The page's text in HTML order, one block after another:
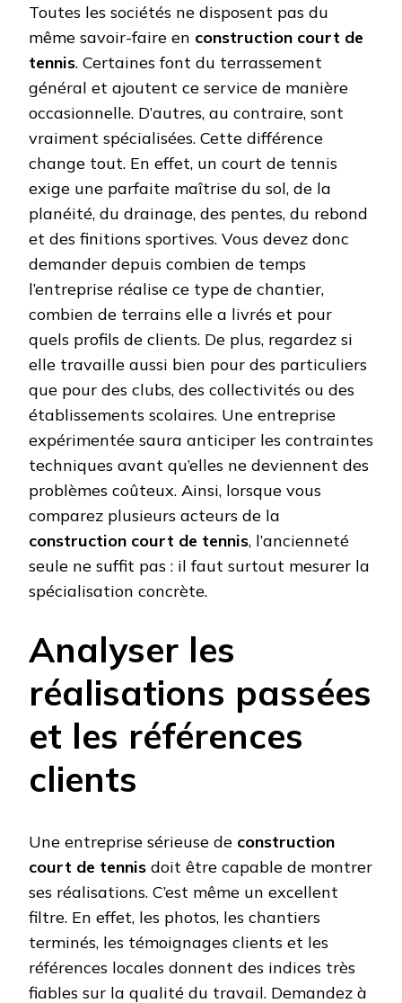
Toutes les sociétés ne disposent pas du
même savoir-faire en construction court de
tennis. Certaines font du terrassement
général et ajoutent ce service de manière
occasionnelle. D’autres, au contraire, sont
vraiment spécialisées. Cette différence
change tout. En effet, un court de tennis
exige une parfaite maîtrise du sol, de la
planéité, du drainage, des pentes, du rebond
et des finitions sportives. Vous devez donc
demander depuis combien de temps
l’entreprise réalise ce type de chantier,
combien de terrains elle a livrés et pour
quels profils de clients. De plus, regardez si
elle travaille aussi bien pour des particuliers
que pour des clubs, des collectivités ou des
établissements scolaires. Une entreprise
expérimentée saura anticiper les contraintes
techniques avant qu’elles ne deviennent des
problèmes coûteux. Ainsi, lorsque vous
comparez plusieurs acteurs de la
construction court de tennis, l’ancienneté
seule ne suffit pas : il faut surtout mesurer la
spécialisation concrète.
Analyser les
réalisations passées
et les références
clients
Une entreprise sérieuse de construction
court de tennis doit être capable de montrer
ses réalisations. C’est même un excellent
filtre. En effet, les photos, les chantiers
terminés, les témoignages clients et les
références locales donnent des indices très
fiables sur la qualité du travail. Demandez à